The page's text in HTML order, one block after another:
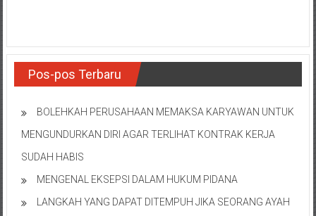
Pos-pos Terbaru
BOLEHKAH PERUSAHAAN MEMAKSA KARYAWAN UNTUK
MENGUNDURKAN DIRI AGAR TERLIHAT KONTRAK KERJA
SUDAH HABIS
MENGENAL EKSEPSI DALAM HUKUM PIDANA
LANGKAH YANG DAPAT DITEMPUH JIKA SEORANG AYAH